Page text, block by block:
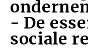
- De
sociale